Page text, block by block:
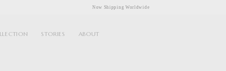
Now Shipping Worldwide
STORIES ABOUT